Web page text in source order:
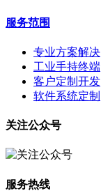
服务范围
专业方案解决
工业手持终端
客户定制开发
软件系统定制
关注公众号
服务热线